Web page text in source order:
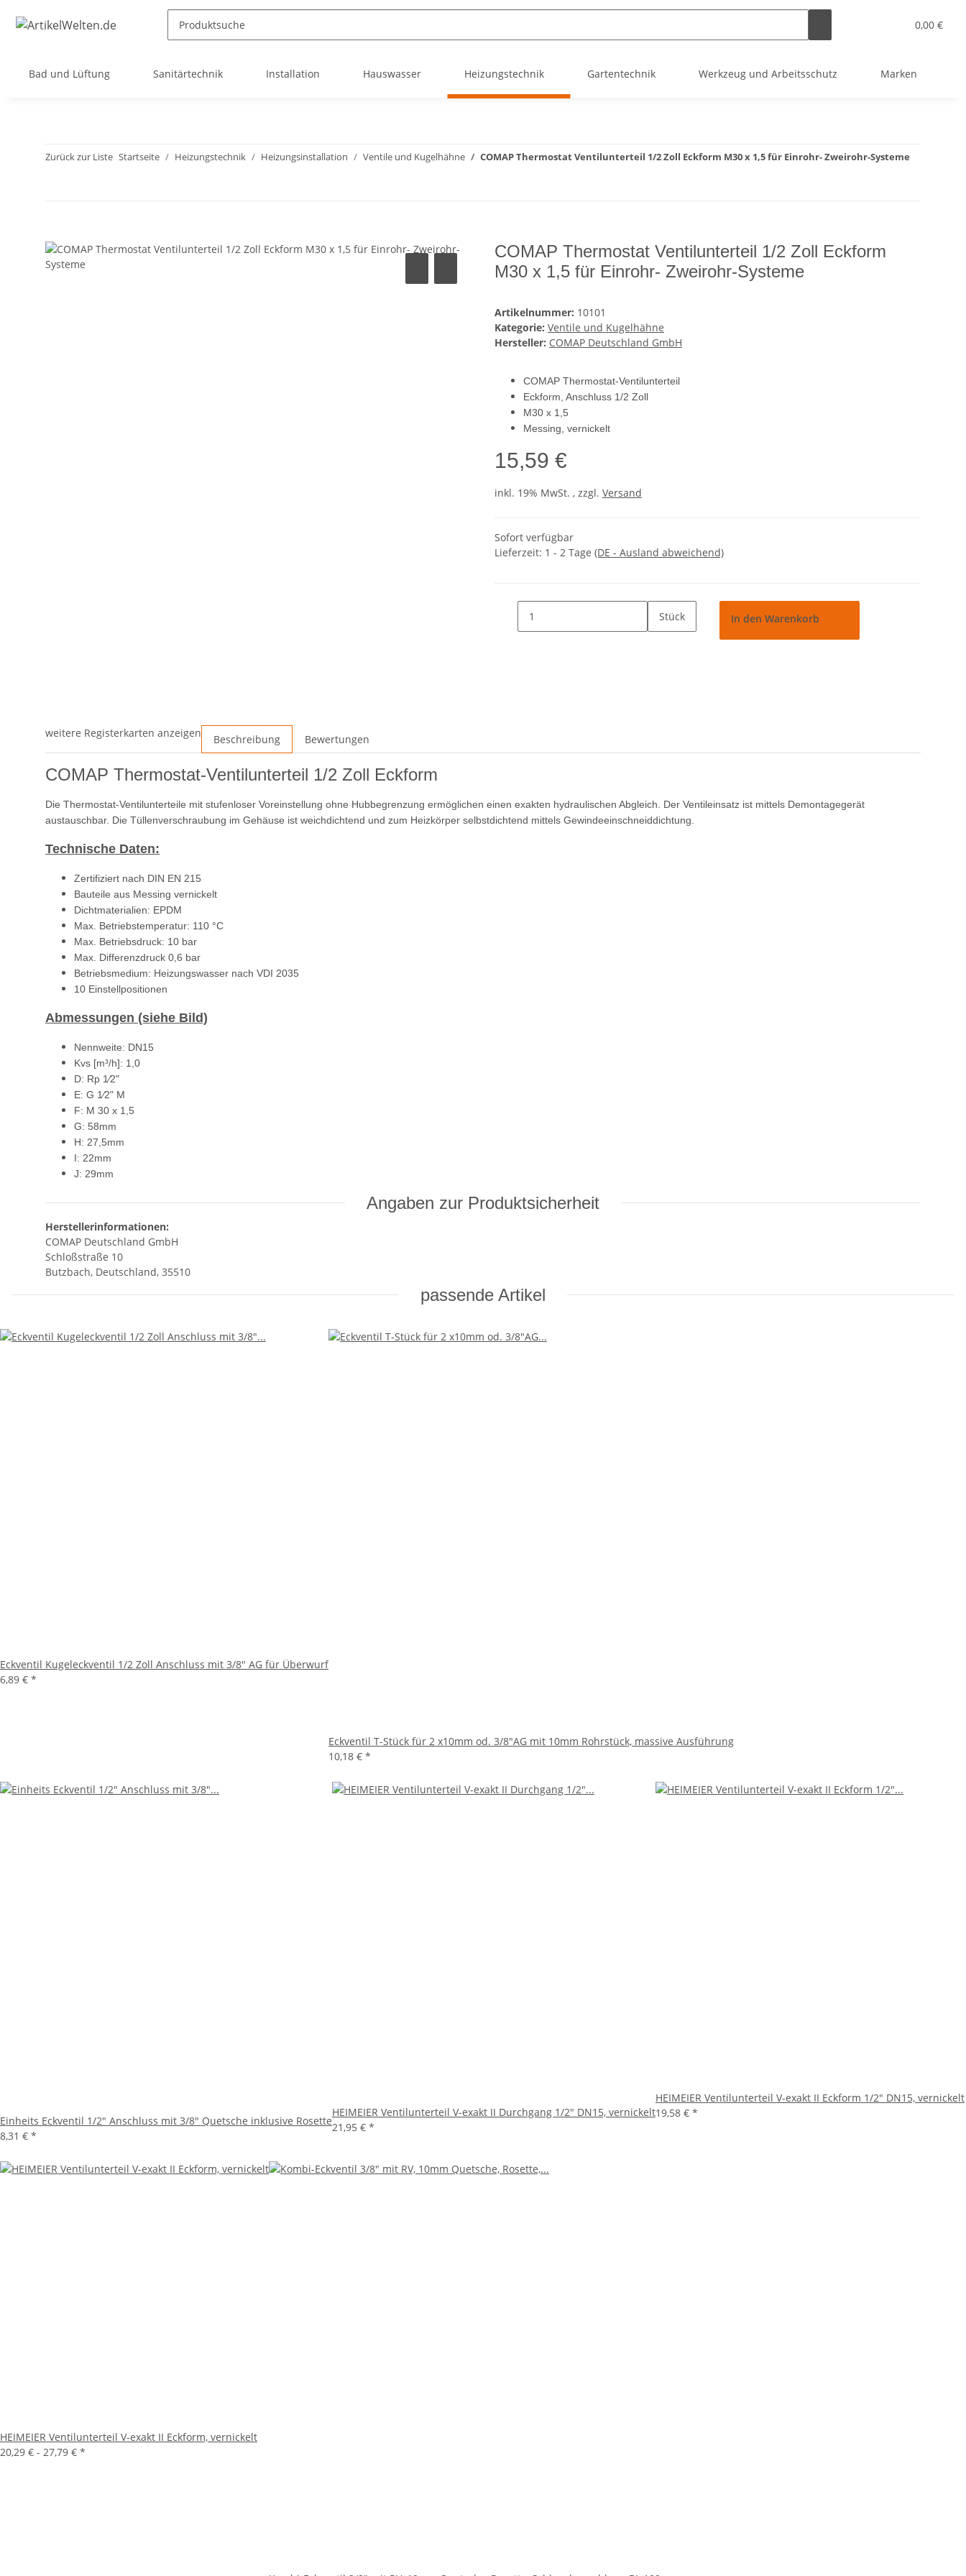
0,00 €
Bad und Lüftung Sanitärtechnik Installation Hauswasser Heizungstechnik Gartentechnik Werkzeug und Arbeitsschutz Marken
Zurück zur Liste Startseite Heizungstechnik Heizungsinstallation Ventile und Kugelhähne COMAP Thermostat Ventilunterteil 1/2 Zoll Eckform M30 x 1,5 für Einrohr- Zweirohr-Systeme
COMAP Thermostat Ventilunterteil 1/2 Zoll Eckform
M30 x 1,5 für Einrohr- Zweirohr-Systeme
Artikelnummer: 10101
Kategorie: Ventile und Kugelhähne
Hersteller: COMAP Deutschland GmbH
COMAP Thermostat-Ventilunterteil
Eckform, Anschluss 1/2 Zoll
M30 x 1,5
Messing, vernickelt
15,59 €
inkl. 19% MwSt. , zzgl. Versand
Sofort verfügbar
Lieferzeit: 1 - 2 Tage (DE - Ausland abweichend)
Stück In den Warenkorb
weitere Registerkarten anzeigen Beschreibung Bewertungen
COMAP Thermostat-Ventilunterteil 1/2 Zoll Eckform
Die Thermostat-Ventilunterteile mit stufenloser Voreinstellung ohne Hubbegrenzung ermöglichen einen exakten hydraulischen Abgleich. Der Ventileinsatz ist mittels Demontagegerät
austauschbar. Die Tüllenverschraubung im Gehäuse ist weichdichtend und zum Heizkörper selbstdichtend mittels Gewindeeinschneiddichtung.
Technische Daten:
Zertifiziert nach DIN EN 215
Bauteile aus Messing vernickelt
Dichtmaterialien: EPDM
Max. Betriebstemperatur: 110 °C
Max. Betriebsdruck: 10 bar
Max. Differenzdruck 0,6 bar
Betriebsmedium: Heizungswasser nach VDI 2035
10 Einstellpositionen
Abmessungen (siehe Bild)
Nennweite: DN15
Kvs [m³/h]: 1,0
D: Rp 1⁄2"
E: G 1⁄2" M
F: M 30 x 1,5
G: 58mm
H: 27,5mm
I: 22mm
J: 29mm
Angaben zur Produktsicherheit
Herstellerinformationen:
COMAP Deutschland GmbH
Schloßstraße 10
Butzbach, Deutschland, 35510
passende Artikel
Eckventil Kugeleckventil 1/2 Zoll Anschluss mit 3/8" AG für Überwurf
6,89 € *
Eckventil T-Stück für 2 x10mm od. 3/8"AG mit 10mm Rohrstück, massive Ausführung
10,18 € *
Einheits Eckventil 1/2" Anschluss mit 3/8" Quetsche inklusive Rosette
8,31 € *
HEIMEIER Ventilunterteil V-exakt II Durchgang 1/2" DN15, vernickelt
21,95 € *
HEIMEIER Ventilunterteil V-exakt II Eckform 1/2" DN15, vernickelt
19,58 € *
HEIMEIER Ventilunterteil V-exakt II Eckform, vernickelt
20,29 € - 27,79 € *